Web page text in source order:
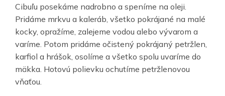
Cibuľu posekáme nadrobno a speníme na oleji.
Pridáme mrkvu a kaleráb, všetko pokrájané na malé
kocky, opražíme, zalejeme vodou alebo vývarom a
varíme. Potom pridáme očistený pokrájaný petržlen,
karfiol a hrášok, osolíme a všetko spolu uvaríme do
mäkka. Hotovú polievku ochutíme petržlenovou
vňaťou.